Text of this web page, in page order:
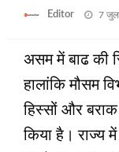
Editor 7
असम में बाढ की
हालांकि मौसम
हिस्‍सों और बराक
किया है। राज्‍य